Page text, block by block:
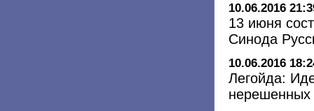
10.06.2016
13 июня
Синода
10.06.2016
Легойда:
нерешенных